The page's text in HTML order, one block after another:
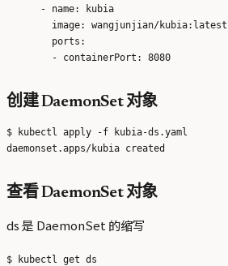
      - name: kubia
        image: wangjunjian/kubia:latest
        ports:
创建 DaemonSet 对象
$ kubectl apply -f kubia-ds.yaml
查看 DaemonSet 对象
ds 是 DaemonSet 的缩写
$ kubectl get ds